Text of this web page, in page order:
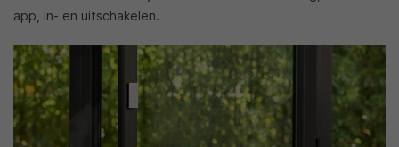
app, in- en uitschakelen.